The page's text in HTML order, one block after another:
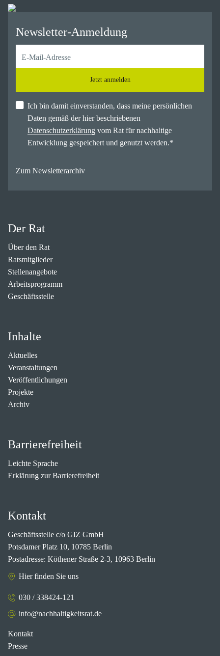
Newsletter-Anmeldung
Jetzt anmelden
Ich bin damit einverstanden, dass meine persönlichen
Daten gemäß der hier beschriebenen
Datenschutzerklärung vom Rat für nachhaltige
Entwicklung gespeichert und genutzt werden.*
Zum Newsletterarchiv
Der Rat
Über den Rat
Ratsmitglieder
Stellenangebote
Arbeitsprogramm
Geschäftsstelle
Inhalte
Aktuelles
Veranstaltungen
Veröffentlichungen
Projekte
Archiv
Barrierefreiheit
Leichte Sprache
Erklärung zur Barrierefreiheit
Kontakt
Geschäftsstelle c/o GIZ GmbH
Potsdamer Platz 10, 10785 Berlin
Postadresse: Köthener Straße 2-3, 10963 Berlin
Hier finden Sie uns
030 / 338424-121
info@nachhaltigkeitsrat.de
Kontakt
Presse